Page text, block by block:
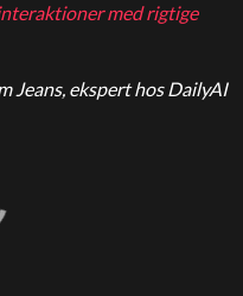
med rigtige
Jeans, ekspert hos DailyAI